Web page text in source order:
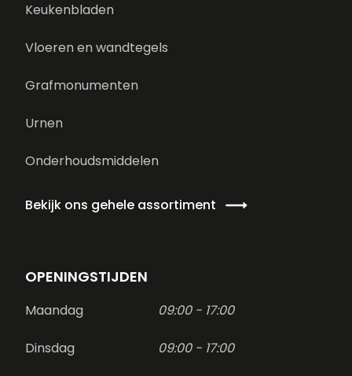
Keukenbladen
Vloeren en wandtegels
Grafmonumenten
Urnen
Onderhoudsmiddelen
Bekijk ons gehele assortiment
OPENINGSTIJDEN
Maandag 09:00 - 17:00
Dinsdag 09:00 - 17:00